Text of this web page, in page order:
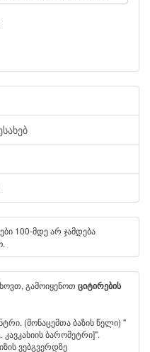
100-მდე არ ჯამდება
გამოიყენოთ ციტირების
(მონაცემთა ბაზის წელი) "
ბარომეტრი]".
ვებგვერდზე